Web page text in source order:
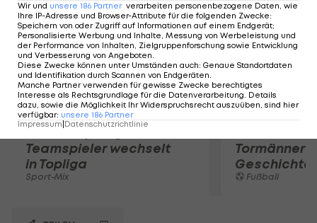
Karrieresprung! ÖVV-
Teamspieler wechselt
in Topliga
Sport-Mix
Tormänner
Geschichte
Fußball
Wir und unsere 186 Partner verarbeiten personenbezogene Daten, wie
Ihre IP-Adresse und Browser-Attribute für die folgenden Zwecke:
Speichern von oder Zugriff auf Informationen auf einem Endgerät;
Personalisierte Werbung und Inhalte, Messung von Werbeleistung und
der Performance von Inhalten, Zielgruppenforschung sowie Entwicklung
und Verbesserung von Angeboten.
Diese Zwecke können unter Umständen auch: Genaue Standortdaten
und Identifikation durch Scannen von Endgeräten.
Manche Partner verwenden für gewisse Zwecke berechtigtes
Interesse als Rechtsgrundlage für die Datenverarbeitung. Details
dazu, sowie die Möglichkeit Ihr Widerspruchsrecht auszuüben, sind hier
verfügbar: unsere 186 Partner
Impressum Datenschutzrichtlinie